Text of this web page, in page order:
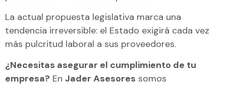
La actual propuesta legislativa marca una
tendencia irreversible: el Estado exigirá cada vez
más pulcritud laboral a sus proveedores.
¿Necesitas asegurar el cumplimiento de tu
empresa? En Jader Asesores somos